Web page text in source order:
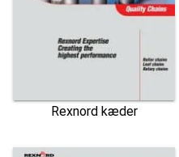
Rexnord kæder